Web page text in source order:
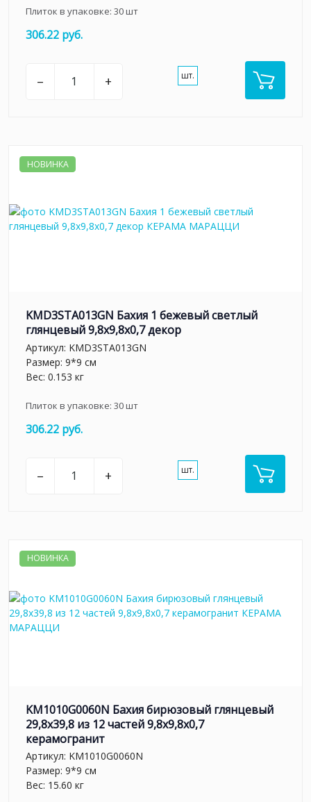
Плиток в упаковке: 30шт
306.22 руб.
– + шт.
НОВИНКА
KMD3STA013GN Бахия 1 бежевый светлый
глянцевый 9,8x9,8x0,7 декор
Артикул: KMD3STA013GN
Размер: 9*9 см
Вес: 0.153 кг
Плиток в упаковке: 30шт
306.22 руб.
– + шт.
НОВИНКА
KM1010G0060N Бахия бирюзовый глянцевый
29,8х39,8 из 12 частей 9,8x9,8x0,7
керамогранит
Артикул: KM1010G0060N
Размер: 9*9 см
Вес: 15.60 кг